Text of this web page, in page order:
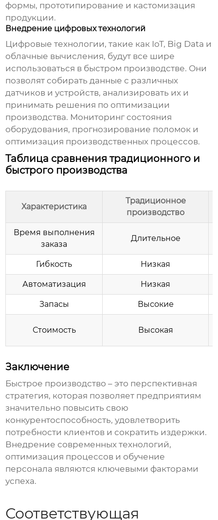
формы, прототипирование и кастомизация
продукции.
Внедрение цифровых технологий
Цифровые технологии, такие как IoT, Big Data и
облачные вычисления, будут все шире
использоваться в быстром производстве. Они
позволят собирать данные с различных
датчиков и устройств, анализировать их и
принимать решения по оптимизации
производства. Мониторинг состояния
оборудования, прогнозирование поломок и
оптимизация производственных процессов.
Таблица сравнения традиционного и
быстрого производства
Характеристика
Традиционное
производство
Время выполнения
заказа
Длительное
Гибкость Низкая
Автоматизация Низкая
Запасы Высокие
Стоимость Высокая
Заключение
Быстрое производство – это перспективная
стратегия, которая позволяет предприятиям
значительно повысить свою
конкурентоспособность, удовлетворить
потребности клиентов и сократить издержки.
Внедрение современных технологий,
оптимизация процессов и обучение
персонала являются ключевыми факторами
успеха.
Соответствующая